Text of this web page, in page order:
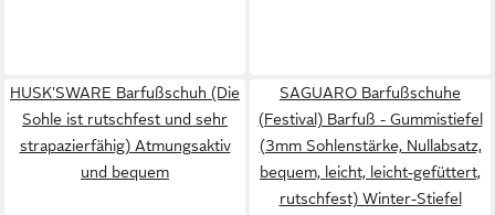
HUSK'SWARE Barfußschuh (Die
Sohle ist rutschfest und sehr
strapazierfähig) Atmungsaktiv
und bequem
SAGUARO Barfußschuhe
(Festival) Barfuß - Gummistiefel
(3mm Sohlenstärke, Nullabsatz,
bequem, leicht, leicht-gefüttert,
rutschfest) Winter-Stiefel